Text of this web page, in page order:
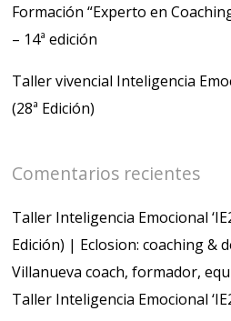
Formación “Experto en
– 14ª edición
Taller vivencial Inteligencia
(28ª Edición)
Comentarios recientes
Taller Inteligencia Emocional
Edición) | Eclosion: coaching &
Villanueva coach, formador,
Taller Inteligencia Emocional